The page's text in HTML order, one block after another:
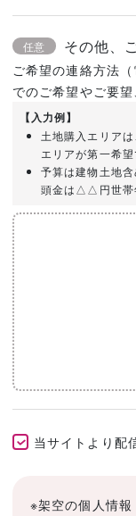
任意 その他、
ご希望の連絡方法
でのご希望やご要
【入力例】
土地購入エリア
エリアが第一希望
予算は建物土地
頭金は△△円世帯
当サイトより配
※架空の個人情報